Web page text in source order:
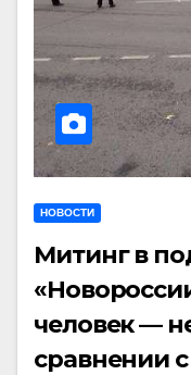
НОВОСТИ
Митинг в
человек —
сравнении